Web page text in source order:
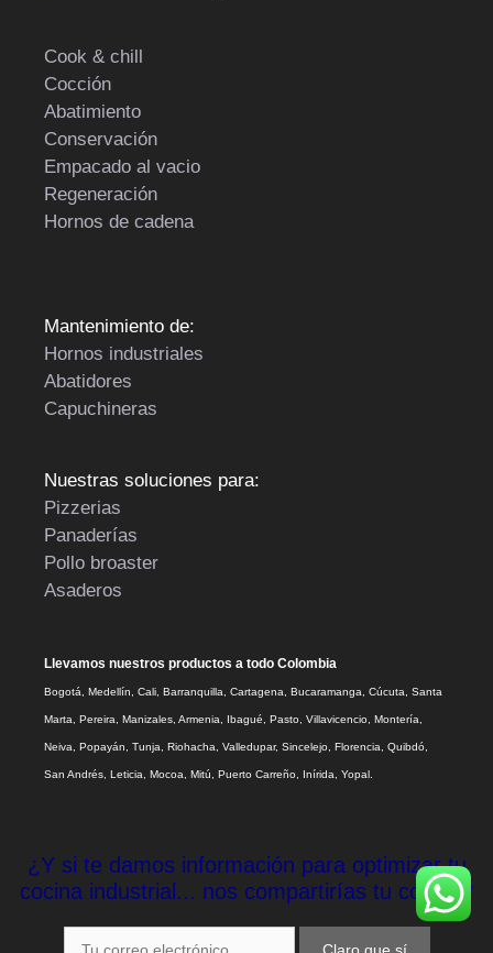
Cook & chill
Cocción
Abatimiento
Conservación
Empacado al vacio
Regeneración
Hornos de cadena
Mantenimiento de:
Hornos industriales
Abatidores
Capuchineras
Nuestras soluciones para:
Pizzerias
Panaderías
Pollo broaster
Asaderos
Llevamos nuestros productos a todo Colombia
Bogotá, Medellín, Cali, Barranquilla, Cartagena, Bucaramanga, Cúcuta, Santa
Marta, Pereira, Manizales, Armenia, Ibagué, Pasto, Villavicencio, Montería,
Neiva, Popayán, Tunja, Riohacha, Valledupar, Sincelejo, Florencia, Quibdó,
San Andrés, Leticia, Mocoa, Mitú, Puerto Carreño, Inírida, Yopal.
¿Y si te damos información para optimizar tu
cocina industrial... nos compartirías tu correo?
Claro que sí